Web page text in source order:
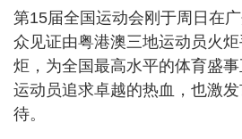
第15届全国运动会刚于周日在
众见证由粤港澳三地运动员火
炬，为全国最高水平的体育盛
运动员追求卓越的热血，也激
待。